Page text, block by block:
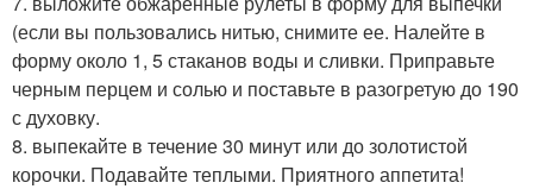
(если вы пользовались нитью, снимите ее. Налейте в
форму около 1, 5 стаканов воды и сливки. Приправьте
черным перцем и солью и поставьте в разогретую до 190
с духовку.
8. выпекайте в течение 30 минут или до золотистой
корочки. Подавайте теплыми. Приятного аппетита!